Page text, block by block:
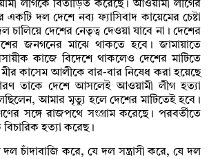
লীগকে বিতাড়িত করেছে। আওয়ামী লীগের
দল দেশে নব্য ফ্যাসিবাদ কায়েমের চেষ্টা
চালিয়ে দেশের নেতৃত্ব দেওয়া যাবে না। দেশের
জনগনের মাঝে থাকতে হবে। জামায়াতে
কাজে বিদেশে থাকলেও দেশের মাটিতে
কাসেম আলীকে বার-বার নিষেধ করা হয়েছে
তাকে দেশে আসলেই আওয়ামী লীগ হত্যা
আমার মৃত্যু হলে দেশের মাটিতেই হবে।
সঙ্গে রাজপথে সংগ্রাম করেছে। পরবর্তীতে
বিচারিক হত্যা করেছ।
চাঁদাবাজি করে, যে দল সন্ত্রাসী করে, যে দল